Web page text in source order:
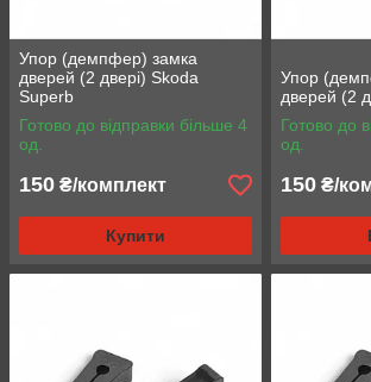
Упор (демпфер) замка
дверей (2 двері) Skoda
Superb
Готово до відправки більше 4
од.
150 ₴/комплект
Купити
Упор
дверей (2
Готово до
од.
150 ₴/